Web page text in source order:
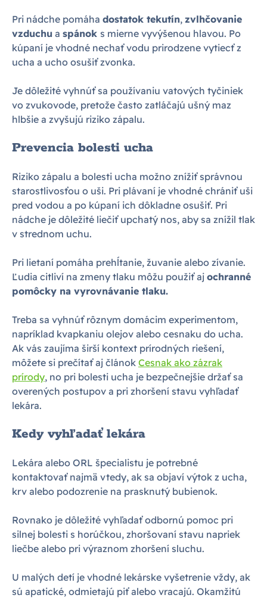
Pri nádche pomáha dostatok tekutín, zvlhčovanie
vzduchu a spánok s mierne vyvýšenou hlavou. Po
kúpaní je vhodné nechať vodu prirodzene vytiecť z
ucha a ucho osušiť zvonka.
Je dôležité vyhnúť sa používaniu vatových tyčiniek
vo zvukovode, pretože často zatláčajú ušný maz
hlbšie a zvyšujú riziko zápalu.
Prevencia bolesti ucha
Riziko zápalu a bolesti ucha možno znížiť správnou
starostlivosťou o uši. Pri plávaní je vhodné chrániť uši
pred vodou a po kúpaní ich dôkladne osušiť. Pri
nádche je dôležité liečiť upchatý nos, aby sa znížil tlak
v strednom uchu.
Pri lietaní pomáha prehĺtanie, žuvanie alebo zívanie.
Ľudia citliví na zmeny tlaku môžu použiť aj ochranné
pomôcky na vyrovnávanie tlaku.
Treba sa vyhnúť rôznym domácim experimentom,
napríklad kvapkaniu olejov alebo cesnaku do ucha.
Ak vás zaujíma širší kontext prírodných riešení,
môžete si prečítať aj článok Cesnak ako zázrak
prírody, no pri bolesti ucha je bezpečnejšie držať sa
overených postupov a pri zhoršení stavu vyhľadať
lekára.
Kedy vyhľadať lekára
Lekára alebo ORL špecialistu je potrebné
kontaktovať najmä vtedy, ak sa objaví výtok z ucha,
krv alebo podozrenie na prasknutý bubienok.
Rovnako je dôležité vyhľadať odbornú pomoc pri
silnej bolesti s horúčkou, zhoršovaní stavu napriek
liečbe alebo pri výraznom zhoršení sluchu.
U malých detí je vhodné lekárske vyšetrenie vždy, ak
sú apatické, odmietajú piť alebo vracajú. Okamžitú